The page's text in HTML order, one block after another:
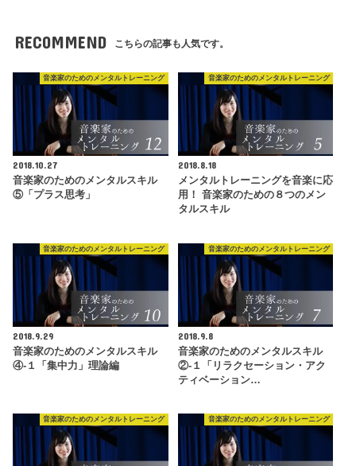
RECOMMEND こちらの記事も人気です。
音楽家のためのメンタルトレーニング
2018.10.27
音楽家のためのメンタルスキル
⑤「プラス思考」
音楽家のためのメンタルトレーニング
2018.8.18
メンタルトレーニングを音楽に応
用！ 音楽家のための８つのメン
タルスキル
音楽家のためのメンタルトレーニング
2018.9.29
音楽家のためのメンタルスキル
④-１「集中力」理論編
音楽家のためのメンタルトレーニング
2018.9.8
音楽家のためのメンタルスキル
②-１「リラクセーション・アク
ティベーション…
音楽家のためのメンタルトレーニング 音楽家のためのメンタルトレーニング